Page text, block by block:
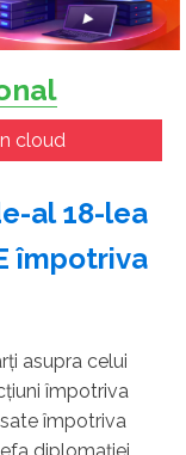
cloud
al 18-lea
împotriva
asupra celui
împotriva
împotriva